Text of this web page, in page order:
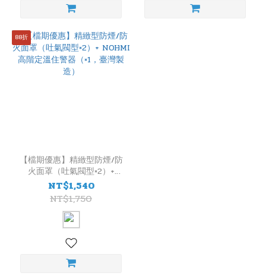
88折
【檔期優惠】精緻型防煙/防
火面罩（吐氣閥型×2）+
NOHMI 高階定溫住警器
（×1，臺灣製造）
NT$1,540
NT$1,750